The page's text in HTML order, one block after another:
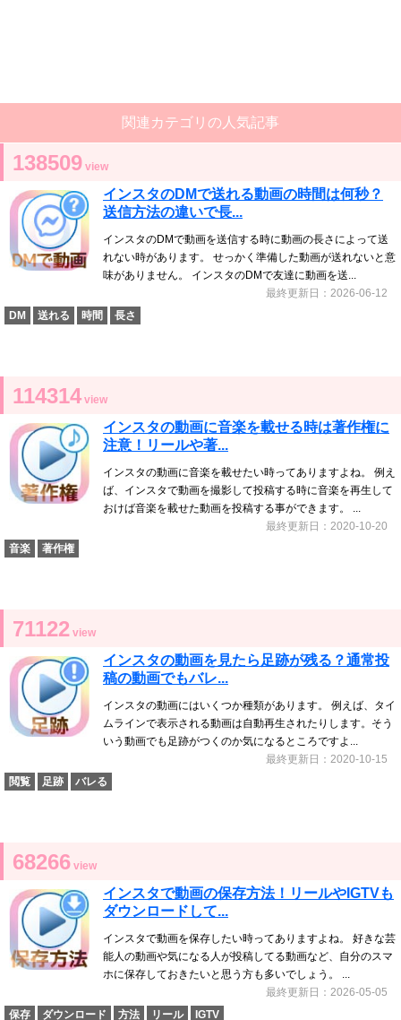
関連カテゴリの人気記事
138509 view
インスタのDMで送れる動画の時間は何秒？
送信方法の違いで長...
インスタのDMで動画を送信する時に動画の長さによって送
れない時があります。 せっかく準備した動画が送れないと意
味がありません。 インスタのDMで友達に動画を送...
最終更新日：2026-06-12
DM
送れる 時間 長さ
114314 view
インスタの動画に音楽を載せる時は著作権に
注意！リールや著...
インスタの動画に音楽を載せたい時ってありますよね。 例え
ば、インスタで動画を撮影して投稿する時に音楽を再生して
おけば音楽を載せた動画を投稿する事ができます。 ...
最終更新日：2020-10-20
音楽
著作権
71122 view
インスタの動画を見たら足跡が残る？通常投
稿の動画でもバレ...
インスタの動画にはいくつか種類があります。 例えば、タイ
ムラインで表示される動画は自動再生されたりします。そう
いう動画でも足跡がつくのか気になるところですよ...
最終更新日：2020-10-15
閲覧
足跡 バレる
68266 view
インスタで動画の保存方法！リールやIGTVも
ダウンロードして...
インスタで動画を保存したい時ってありますよね。 好きな芸
能人の動画や気になる人が投稿してる動画など、自分のスマ
ホに保存しておきたいと思う方も多いでしょう。 ...
最終更新日：2026-05-05
保存
ダウンロード 方法 リール IGTV